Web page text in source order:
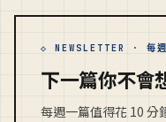
◇ NEWSLETTER · 每週
下一篇你不會
每週一篇值得花 10 分